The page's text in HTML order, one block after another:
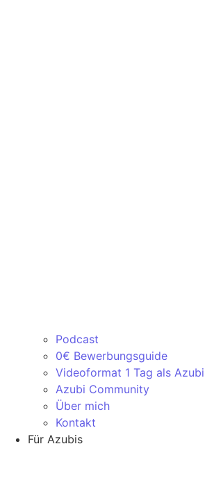
Podcast
0€ Bewerbungsguide
Videoformat 1 Tag als Azubi
Azubi Community
Über mich
Kontakt
Für Azubis